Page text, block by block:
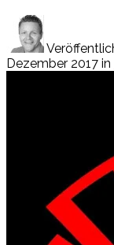
Dezember 2017 in